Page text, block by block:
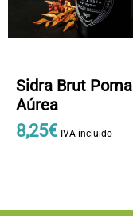
Sidra Brut Poma
Aúrea
8,25€ IVA incluido